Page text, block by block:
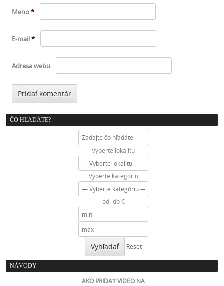
Meno*
E-mail*
Adresa webu
ČO HĽADÁTE?
Vyberte lokalitu
Vyberte kategóriu
od -do €
Vyhľadať Reset
NÁVODY
AKO PRIDAŤ VIDEO NA